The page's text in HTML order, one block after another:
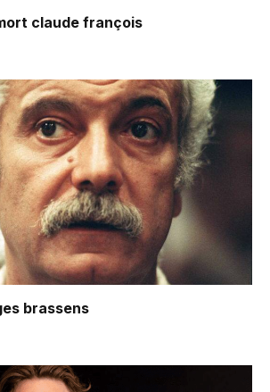
claude françois
brassens